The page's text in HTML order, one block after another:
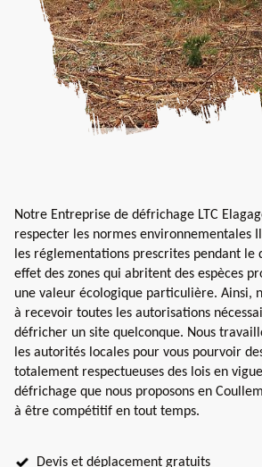
Notre Entreprise de défrichage LTC
respecter les normes environnementales
les réglementations prescrites pendant le
effet des zones qui abritent des espèces
une valeur écologique particulière. Ainsi,
à recevoir toutes les autorisations
défricher un site quelconque. Nous
les autorités locales pour vous pourvoir
totalement respectueuses des lois en
défrichage que nous proposons en
à être compétitif en tout temps.
Devis et déplacement gratuits